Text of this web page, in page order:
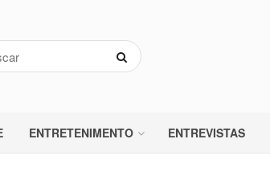
ENTRETENIMENTO ENTREVISTAS